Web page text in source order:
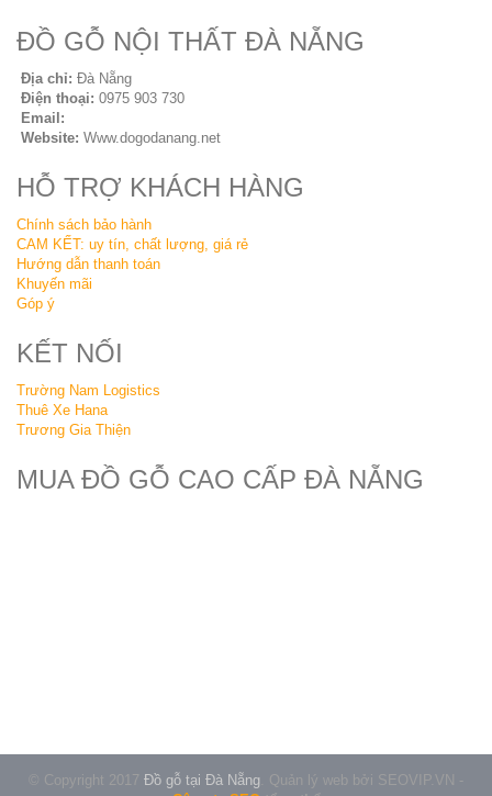
ĐỒ GỖ NỘI THẤT ĐÀ NẴNG
Địa chỉ: Đà Nẵng
Điện thoại: 0975 903 730
Email:
Website: Www.dogodanang.net
HỖ TRỢ KHÁCH HÀNG
Chính sách bảo hành
CAM KẾT: uy tín, chất lượng, giá rẻ
Hướng dẫn thanh toán
Khuyến mãi
Góp ý
KẾT NỐI
Trường Nam Logistics
Thuê Xe Hana
Trương Gia Thiện
MUA ĐỒ GỖ CAO CẤP ĐÀ NẴNG
© Copyright 2017 Đồ gỗ tại Đà Nẵng Quản lý web bởi SEOVIP.VN -